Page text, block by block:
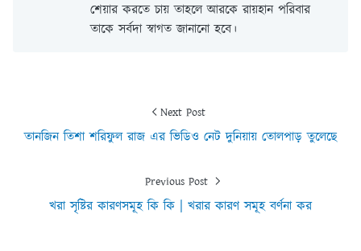
শেয়ার করতে চায় তাহলে আরকে রায়হান পরিবার
তাকে সর্বদা স্বাগত জানানো হবে।
Next Post
তানজিন তিশা শরিফুল রাজ এর ভিডিও নেট দুনিয়ায় তোলপাড় তুলেছে
Previous Post
খরা সৃষ্টির কারণসমূহ কি কি | খরার কারণ সমূহ বর্ণনা কর